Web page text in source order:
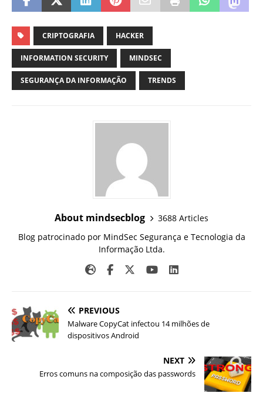
CRIPTOGRAFIA HACKER
INFORMATION SECURITY MINDSEC
SEGURANÇA DA INFORMAÇÃO TRENDS
About mindsecblog
3688 Articles
Blog patrocinado por MindSec Segurança e Tecnologia da
Informação Ltda.
PREVIOUS
Malware CopyCat infectou 14 milhões de
dispositivos Android
NEXT
Erros comuns na composição das passwords